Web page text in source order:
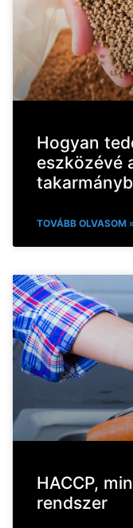
Hogyan
eszközévé
TOVÁBB OLVASOM
HACCP,
rendszer